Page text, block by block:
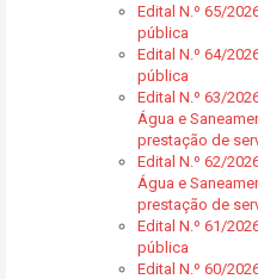
Edital N.º 65/
pública
Edital N.º 64/
pública
Edital N.º 63/
Água e
prestação de
Edital N.º 62/
Água e
prestação de
Edital N.º 61/
pública
Edital N.º 60/